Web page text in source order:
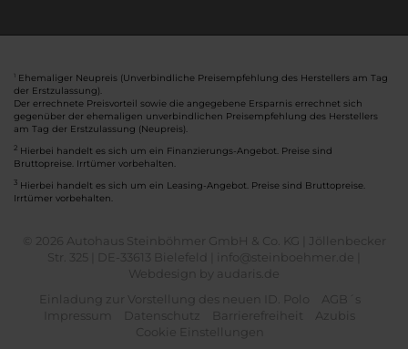
Ehemaliger Neupreis (Unverbindliche Preisempfehlung des Herstellers am Tag
der Erstzulassung).
Der errechnete Preisvorteil sowie die angegebene Ersparnis errechnet sich
gegenüber der ehemaligen unverbindlichen Preisempfehlung des Herstellers
am Tag der Erstzulassung (Neupreis).
2 Hierbei handelt es sich um ein Finanzierungs-Angebot. Preise sind
Bruttopreise. Irrtümer vorbehalten.
3 Hierbei handelt es sich um ein Leasing-Angebot. Preise sind Bruttopreise.
Irrtümer vorbehalten.
© 2026 Autohaus Steinböhmer GmbH & Co. KG | Jöllenbecker
Str. 325 | DE-33613 Bielefeld | info@steinboehmer.de |
Webdesign by audaris.de
Einladung zur Vorstellung des neuen ID. Polo
AGB´s
Impressum
Datenschutz Barrierefreiheit
Azubis
Cookie Einstellungen